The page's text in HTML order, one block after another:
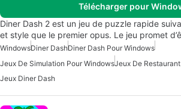
Télécharger pour
Diner Dash 2 est un jeu de puzzle rapide
et style que le premier opus. Le jeu promet
WindowsDiner DashDiner Dash Pour Windows
Jeux De Simulation Pour WindowsJeux De
Jeux Diner Dash